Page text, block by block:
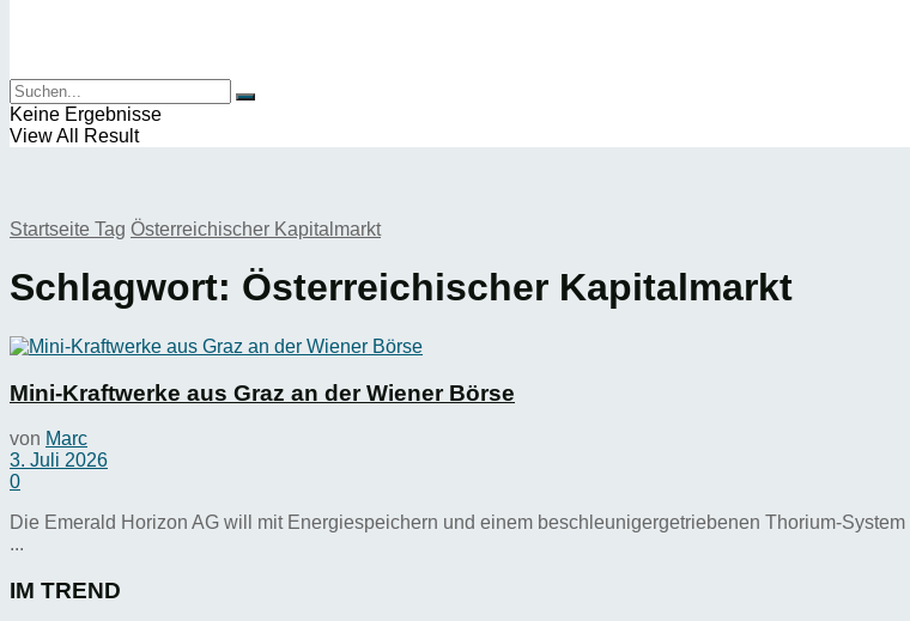
Keine Ergebnisse
View All Result
Startseite Tag Österreichischer Kapitalmarkt
Schlagwort: Österreichischer Kapitalmarkt
Mini-Kraftwerke aus Graz an der Wiener Börse
von Marc
3. Juli 2026
0
Die Emerald Horizon AG will mit Energiespeichern und einem beschleunigergetriebenen Thorium-
...
IM TREND